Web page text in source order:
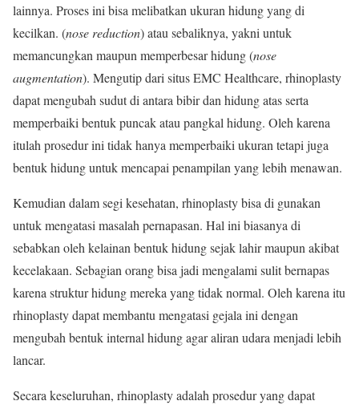
lainnya. Proses ini bisa melibatkan ukuran hidung yang di
kecilkan. (nose reduction) atau sebaliknya, yakni untuk
memancungkan maupun memperbesar hidung (nose
augmentation). Mengutip dari situs EMC Healthcare, rhinoplasty
dapat mengubah sudut di antara bibir dan hidung atas serta
memperbaiki bentuk puncak atau pangkal hidung. Oleh karena
itulah prosedur ini tidak hanya memperbaiki ukuran tetapi juga
bentuk hidung untuk mencapai penampilan yang lebih menawan.
Kemudian dalam segi kesehatan, rhinoplasty bisa di gunakan
untuk mengatasi masalah pernapasan. Hal ini biasanya di
sebabkan oleh kelainan bentuk hidung sejak lahir maupun akibat
kecelakaan. Sebagian orang bisa jadi mengalami sulit bernapas
karena struktur hidung mereka yang tidak normal. Oleh karena itu
rhinoplasty dapat membantu mengatasi gejala ini dengan
mengubah bentuk internal hidung agar aliran udara menjadi lebih
lancar.
Secara keseluruhan, rhinoplasty adalah prosedur yang dapat